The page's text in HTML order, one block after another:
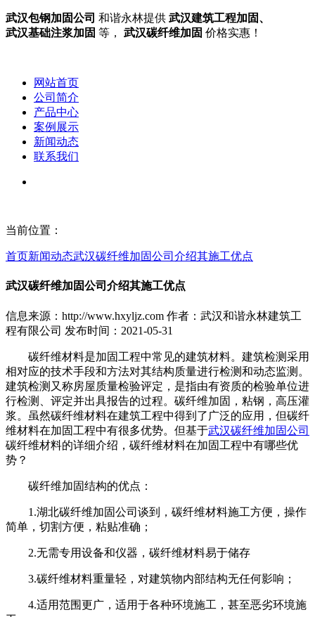
武汉包钢加固公司 和谐永林提供 武汉建筑工程加固、
武汉基础注浆加固 等， 武汉碳纤维加固 价格实惠！
网站首页
公司简介
产品中心
案例展示
新闻动态
联系我们
当前位置：
首页新闻动态武汉碳纤维加固公司介绍其施工优点
武汉碳纤维加固公司介绍其施工优点
信息来源：http://www.hxyljz.com 作者：武汉和谐永林建筑工
程有限公司 发布时间：2021-05-31
碳纤维材料是加固工程中常见的建筑材料。建筑检测采用
相对应的技术手段和方法对其结构质量进行检测和动态监测。
建筑检测又称房屋质量检验评定，是指由有资质的检验单位进
行检测、评定并出具报告的过程。碳纤维加固，粘钢，高压灌
浆。虽然碳纤维材料在建筑工程中得到了广泛的应用，但碳纤
维材料在加固工程中有很多优势。但基于武汉碳纤维加固公司
碳纤维材料的详细介绍，碳纤维材料在加固工程中有哪些优
势？
碳纤维加固结构的优点：
1.湖北碳纤维加固公司谈到，碳纤维材料施工方便，操作
简单，切割方便，粘贴准确；
2.无需专用设备和仪器，碳纤维材料易于储存
3.碳纤维材料重量轻，对建筑物内部结构无任何影响；
4.适用范围更广，适用于各种环境施工，甚至恶劣环境施